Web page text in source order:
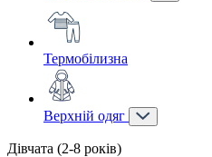
Термобілизна
Верхній одяг
Дівчата (2-8 років)